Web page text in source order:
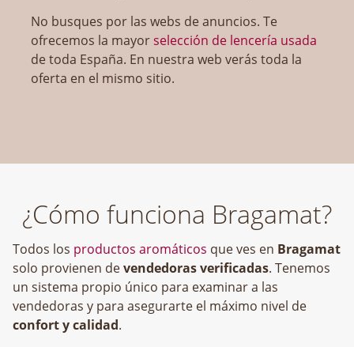
No busques por las webs de anuncios. Te
ofrecemos la mayorselección de lencería usada
de toda España. En nuestra web verás toda la
oferta en el mismo sitio.
¿Cómo funciona Bragamat?
Todos los productos aromáticos que ves en Bragamat
solo provienen devendedoras verificadas. Tenemos
un sistema propio único para examinar a las
vendedoras y para asegurarte el máximo nivel de
confort y calidad.